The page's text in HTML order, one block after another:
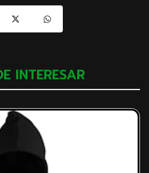
INTERESAR